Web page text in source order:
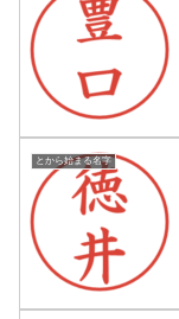
とから始まる名字